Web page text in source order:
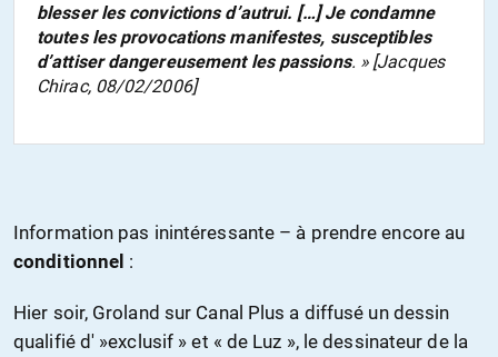
blesser les convictions d’autrui. […] Je condamne
toutes les provocations manifestes, susceptibles
d’attiser dangereusement les passions. » [Jacques
Chirac, 08/02/2006]
Information pas inintéressante – à prendre encore au
conditionnel :
Hier soir, Groland sur Canal Plus a diffusé un dessin
qualifié d' »exclusif » et « de Luz », le dessinateur de la